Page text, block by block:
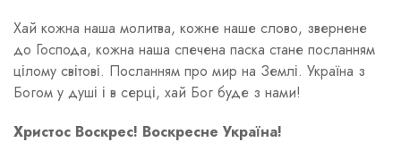
Хай кожна наша молитва, кожне наше слово, звернене
до Господа, кожна наша спечена паска стане посланням
цілому світові. Посланням про мир на Землі. Україна з
Богом у душі і в серці, хай Бог буде з нами!
Христос Воскрес! Воскресне Україна!